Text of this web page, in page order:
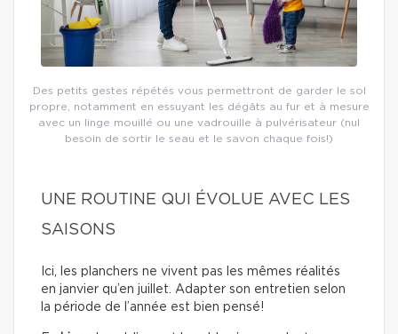
Des petits gestes répétés vous permettront de garder le sol
propre, notamment en essuyant les dégâts au fur et à mesure
avec un linge mouillé ou une vadrouille à pulvérisateur (nul
besoin de sortir le seau et le savon chaque fois!)
UNE ROUTINE QUI ÉVOLUE AVEC LES
SAISONS
Ici, les planchers ne vivent pas les mêmes réalités
en janvier qu’en juillet. Adapter son entretien selon
la période de l’année est bien pensé!